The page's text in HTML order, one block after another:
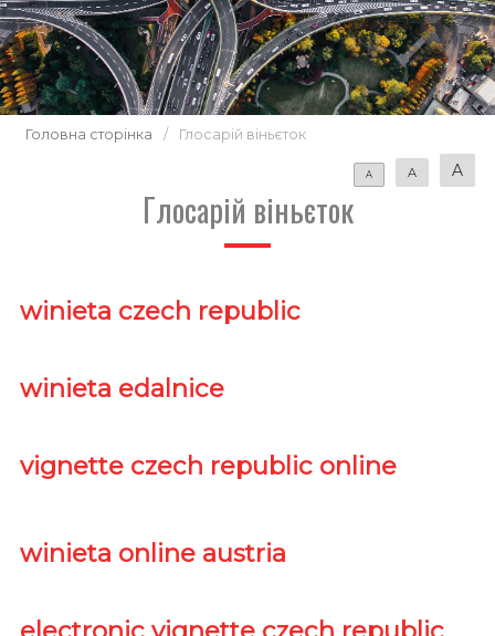
Головна сторінка / Глосарій віньєток
A A A
Глосарій віньєток
winieta czech republic
winieta edalnice
vignette czech republic online
winieta online austria